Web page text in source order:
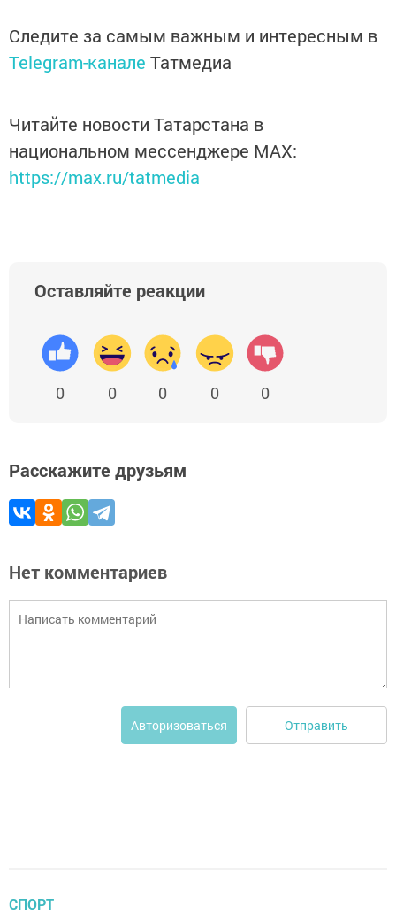
Следите за самым важным и интересным в
Telegram-канале Татмедиа
Читайте новости Татарстана в
национальном мессенджере MАХ:
https://max.ru/tatmedia
Оставляйте реакции
0 0 0 0 0
Расскажите друзьям
Нет комментариев
Авторизоваться Отправить
СПОРТ